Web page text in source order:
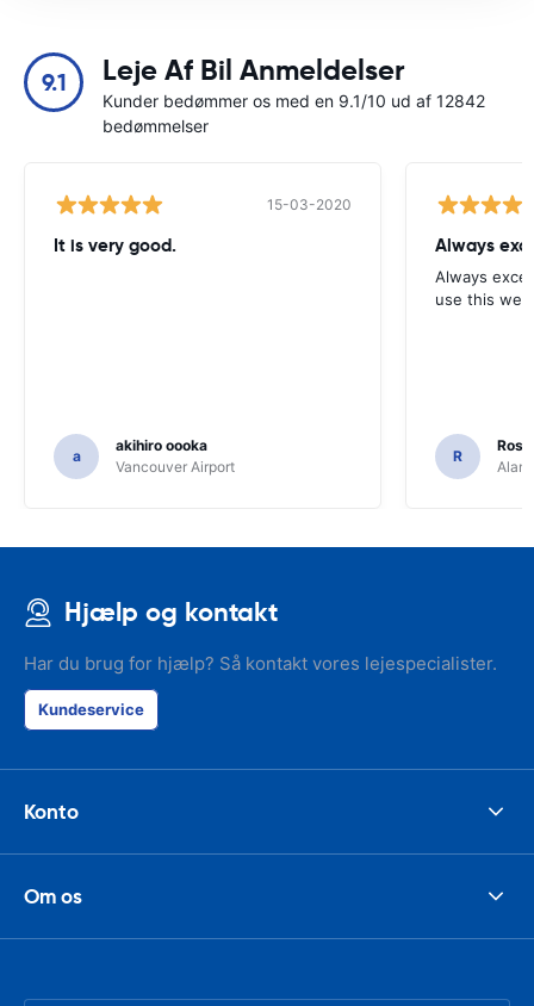
9.1 Leje Af Bil Anmeldelser
Kunder bedømmer os med en 9.1/10 ud af 12842
bedømmelser
15-03-2020
It is very good.
a
akihiro oooka
Vancouver Airport
Always
Always
use this
R
Hjælp og kontakt
Har du brug for hjælp? Så kontakt vores lejespecialister.
Kundeservice
Konto
Om os